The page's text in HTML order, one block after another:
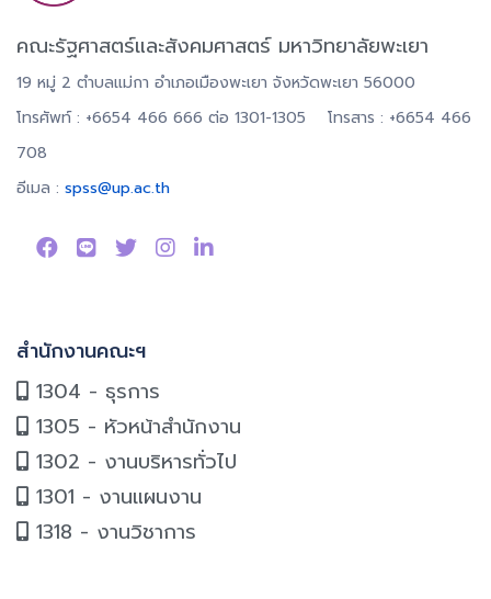
คณะรัฐศาสตร์และสังคมศาสตร์ มหาวิทยาลัยพะเยา
19 หมู่ 2 ตำบลแม่กา อำเภอเมืองพะเยา จังหวัดพะเยา 56000
โทรศัพท์ : +6654 466 666 ต่อ 1301-1305 โทรสาร : +6654 466
708
อีเมล : spss@up.ac.th
สำนักงานคณะฯ
1304 - ธุรการ
1305 - หัวหน้าสำนักงาน
1302 - งานบริหารทั่วไป
1301 - งานแผนงาน
1318 - งานวิชาการ